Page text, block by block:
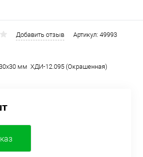
Добавить отзыв Артикул: 49993
мм ХДИ-12.095 (Окрашенная)